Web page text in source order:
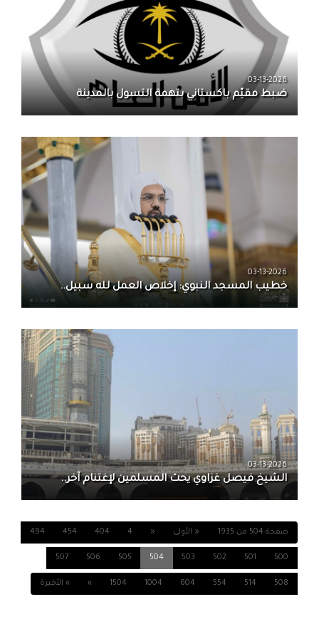
03-13-2026
ضبط مقيّم باكستاني بتهمة التسول بالمدينة
03-13-2026
خطيب المسجد النبوي: إخلاص العمل لله سبيل..
03-13-2026
الشيخ فيصل غزاوي يحث المسلمين لإغتنام آخر..
صفحة 504 من 1935 « الأولى «
4
404
454
494
500
501
502
503
504
505
506
507
508
514
554
604
1004
1504
» » الأخيرة